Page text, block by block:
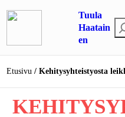
sisältöön
Tuula
Haatain
en
t
s
i
Etusivu Kehitysyhteistyosta